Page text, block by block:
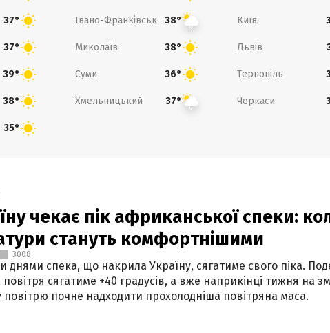
37° Івано-Франківськ 38° Київ
37° Миколаїв 38° Львів
39° Суми 36° Тернопіль
38° Хмельницький 37° Черкаси
35°
чекає пік африканської спеки:
стануть комфортнішими
3008
днями спека, що накрила Україну, сягатиме свого піка.
сягатиме +40 градусів, а вже наприкінці тижня на
повітрю почне надходити прохолодніша повітряна маса.